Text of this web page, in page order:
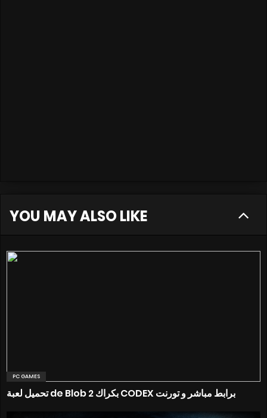
YOU MAY ALSO LIKE
PC GAMES
تحميل لعبة de Blob 2 بكراك CODEX برابط مباشر و تورنت